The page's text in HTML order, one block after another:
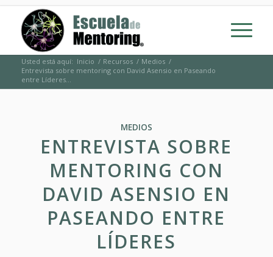
Usted está aquí: Inicio / Recursos / Medios /
Entrevista sobre mentoring con David Asensio en Paseando
entre Líderes...
MEDIOS
ENTREVISTA SOBRE
MENTORING CON
DAVID ASENSIO EN
PASEANDO ENTRE
LÍDERES